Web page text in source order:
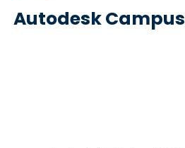
Autodesk Campus